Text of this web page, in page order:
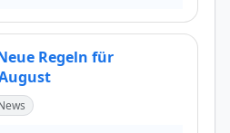
Regeln für